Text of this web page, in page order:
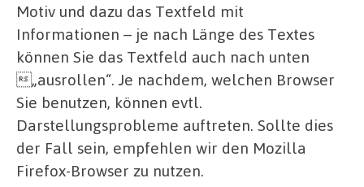
Motiv und dazu das Textfeld mit
Informationen – je nach Länge des Textes
können Sie das Textfeld auch nach unten
„ausrollen“. Je nachdem, welchen Browser
Sie benutzen, können evtl.
Darstellungsprobleme auftreten. Sollte dies
der Fall sein, empfehlen wir den Mozilla
Firefox-Browser zu nutzen.